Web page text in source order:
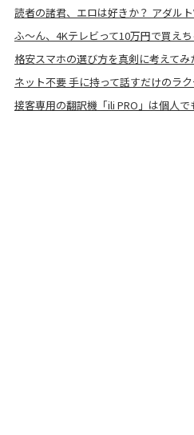
読者の諸君、エロは好きか？ アダル
ふ〜ん、4Kテレビって10万円で買え
格安スマホの選び方を真剣に考えてみ
ネット不要 手に持って話すだけのラ
接客専用の翻訳機「ili PRO」は個人